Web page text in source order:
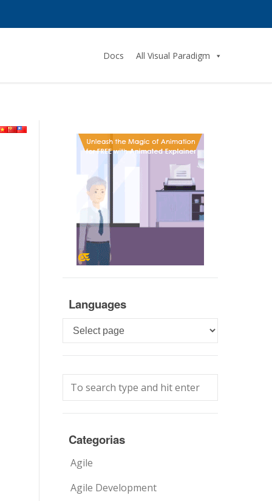
Docs All Visual Paradigm
Languages
Languages
Categorias
Agile
Agile Development